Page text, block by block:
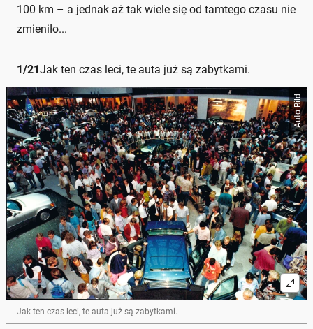
100 km – a jednak aż tak wiele się od tamtego czasu nie
zmieniło...
1/21Jak ten czas leci, te auta już są zabytkami.
Auto Bild
Jak ten czas leci, te auta już są zabytkami.